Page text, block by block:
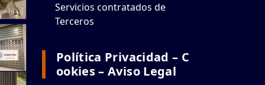
Servicios contratados de
Terceros
Política Privacidad – C
Ookies – Aviso Legal